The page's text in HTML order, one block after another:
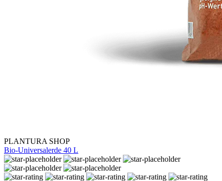
PLANTURA SHOP
Bio-Universalerde 40 L